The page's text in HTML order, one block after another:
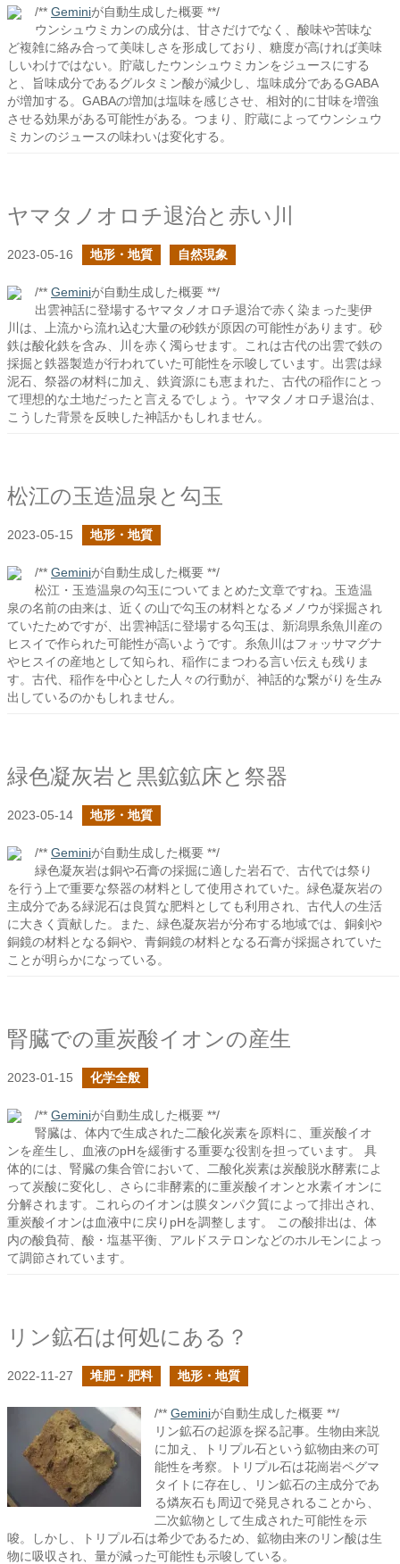
/** Geminiが自動生成した概要 **/
ウンシュウミカンの成分は、甘さだけでなく、酸味や苦味な
ど複雑に絡み合って美味しさを形成しており、糖度が高ければ美味
しいわけではない。貯蔵したウンシュウミカンをジュースにする
と、旨味成分であるグルタミン酸が減少し、塩味成分であるGABA
が増加する。GABAの増加は塩味を感じさせ、相対的に甘味を増強
させる効果がある可能性がある。つまり、貯蔵によってウンシュウ
ミカンのジュースの味わいは変化する。
ヤマタノオロチ退治と赤い川
2023-05-16 地形・地質 自然現象
/** Geminiが自動生成した概要 **/
出雲神話に登場するヤマタノオロチ退治で赤く染まった斐伊
川は、上流から流れ込む大量の砂鉄が原因の可能性があります。砂
鉄は酸化鉄を含み、川を赤く濁らせます。これは古代の出雲で鉄の
採掘と鉄器製造が行われていた可能性を示唆しています。出雲は緑
泥石、祭器の材料に加え、鉄資源にも恵まれた、古代の稲作にとっ
て理想的な土地だったと言えるでしょう。ヤマタノオロチ退治は、
こうした背景を反映した神話かもしれません。
松江の玉造温泉と勾玉
2023-05-15 地形・地質
/** Geminiが自動生成した概要 **/
松江・玉造温泉の勾玉についてまとめた文章ですね。玉造温
泉の名前の由来は、近くの山で勾玉の材料となるメノウが採掘され
ていたためですが、出雲神話に登場する勾玉は、新潟県糸魚川産の
ヒスイで作られた可能性が高いようです。糸魚川はフォッサマグナ
やヒスイの産地として知られ、稲作にまつわる言い伝えも残りま
す。古代、稲作を中心とした人々の行動が、神話的な繋がりを生み
出しているのかもしれません。
緑色凝灰岩と黒鉱鉱床と祭器
2023-05-14 地形・地質
/** Geminiが自動生成した概要 **/
緑色凝灰岩は銅や石膏の採掘に適した岩石で、古代では祭り
を行う上で重要な祭器の材料として使用されていた。緑色凝灰岩の
主成分である緑泥石は良質な肥料としても利用され、古代人の生活
に大きく貢献した。また、緑色凝灰岩が分布する地域では、銅剣や
銅鏡の材料となる銅や、青銅鏡の材料となる石膏が採掘されていた
ことが明らかになっている。
腎臓での重炭酸イオンの産生
2023-01-15 化学全般
/** Geminiが自動生成した概要 **/
腎臓は、体内で生成された二酸化炭素を原料に、重炭酸イオ
ンを産生し、血液のpHを緩衝する重要な役割を担っています。 具
体的には、腎臓の集合管において、二酸化炭素は炭酸脱水酵素によ
って炭酸に変化し、さらに非酵素的に重炭酸イオンと水素イオンに
分解されます。これらのイオンは膜タンパク質によって排出され、
重炭酸イオンは血液中に戻りpHを調整します。 この酸排出は、体
内の酸負荷、酸・塩基平衡、アルドステロンなどのホルモンによっ
て調節されています。
リン鉱石は何処にある？
2022-11-27 堆肥・肥料 地形・地質
/** Geminiが自動生成した概要 **/
リン鉱石の起源を探る記事。生物由来説
に加え、トリプル石という鉱物由来の可
能性を考察。トリプル石は花崗岩ペグマ
タイトに存在し、リン鉱石の主成分であ
る燐灰石も周辺で発見されることから、
二次鉱物として生成された可能性を示
唆。しかし、トリプル石は希少であるため、鉱物由来のリン酸は生
物に吸収され、量が減った可能性も示唆している。